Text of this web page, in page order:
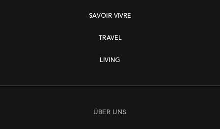
SAVOIR VIVRE
TRAVEL
LIVING
ÜBER UNS